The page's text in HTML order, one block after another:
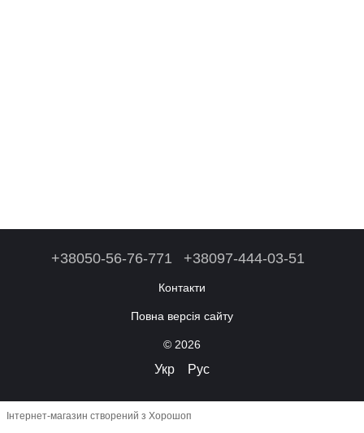
+38050-56-76-771 +38097-444-03-51
Контакти
Повна версія сайту
© 2026
Укр Рус
Інтернет-магазин створений з Хорошоп